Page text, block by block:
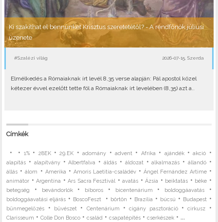
Ki szakíthat el bennünket Krisztus szeretetétől? - A rendfőnök júliusi
üzenete
#Szalézi világ 2026-07-15, Szerda
Elmélkedés a Rómaiaknak írt levél 8,35 verse alapján: Pál apostol közel
kétezer évvel ezelőtt tette föl a Rómaiaknak írt levelében (8,35) azt a..
Címkék
• • 1%• 28EK•29.EK •adomány •advent • Afrika • ajándék•akció •
alapítás • alapítvány•Albertfalva •áldás • áldozat •alkalmazás • állandó•
állás •álom • Amerika • Amoris Laetitia-családév •Ángel Fernández Artime•
animátor •Argentína •Ars Sacra Fesztivál •avatás •Ázsia • beiktatás • béke •
betegség • bevándorlók• bíboros • bicentenárium • boldoggáavatás•
boldoggáavatási eljárás • BoscoFeszt • börtön • Brazília • búcsú • Budapest •
bűnmegelőzés • bűvészet • Centenárium •cigány pasztoráció•cirkusz •
Clarisseum •Colle Don Bosco •család •csapatépítés •cserkészek • ...